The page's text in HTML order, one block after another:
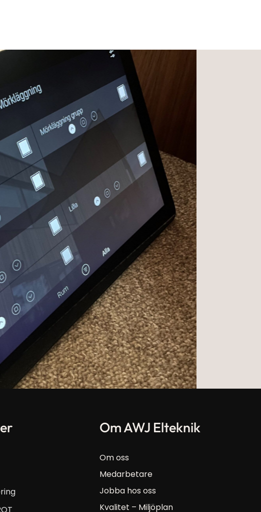
Om AWJ Elteknik
Om oss
Medarbetare
Jobba hos oss
Kvalitet – Miljöplan